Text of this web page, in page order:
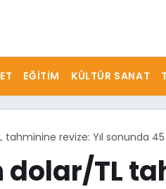
EĞITIM KÜLTÜR SANAT
revize: Yıl sonunda 45
TL